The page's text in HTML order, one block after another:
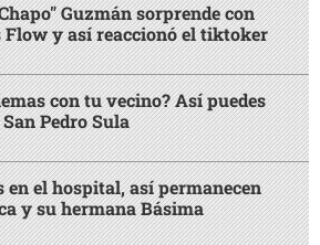
Guzmán sorprende con
Flow y así reaccionó el tiktoker
con tu vecino? Así puedes
Pedro Sula
en el hospital, así permanecen
y su hermana Básima